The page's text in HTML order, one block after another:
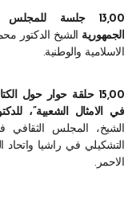
13,00 جلسة
الجمهورية الشيخ الدكتور
الاسلامية والوطنية.
15,00 حلقة حوار حول
في الامثال الشعبية”،
الشيخ، المجلس الثقافي
التشكيلي في راشيا واتحاد
الاحمر.